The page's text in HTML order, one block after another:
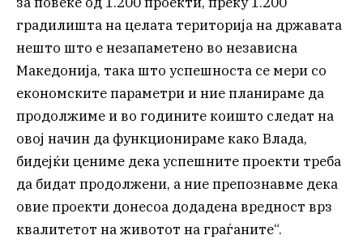
градилишта на целата територија на државата
нешто што е незапаметено во независна
Македонија, така што успешноста се мери со
економските параметри и ние планираме да
продолжиме и во годините коишто следат на
овој начин да функционираме како Влада,
бидејќи цениме дека успешните проекти треба
да бидат продолжени, а ние препознавме дека
овие проекти донесоа додадена вредност врз
квалитетот на животот на граѓаните“.